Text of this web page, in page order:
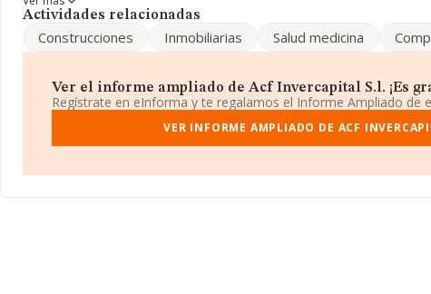
La empresa no tiene actividad en mercados exteriores.
Para comunicarse con sus oficinas, el número de teléfono es
Calle Antonio Acuña núm. 9, (28009), en el municipio de Madrid,
En relación con el sector y disponiendo de los datos de hasta
facturación asciende a 29.817 millones de euros y la media entre
euros de ventas en 2006. En cuanto a la información relativa a la
de euros. Por último, con el fin de ampliar la información relativa al
Actividades relacionadas
Construcciones Inmobiliarias Salud medicina
Ver el informe ampliado de Acf Invercapital S.l. ¡Es
Regístrate en eInforma y te regalamos el Informe Ampliado de
VER INFORME AMPLIADO DE ACF